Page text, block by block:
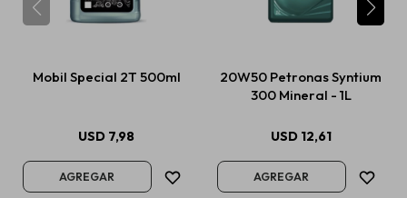
Mobil Special 2T 500ml
USD 7,98
20W50 Petronas Syntium
300 Mineral - 1L
USD 12,61